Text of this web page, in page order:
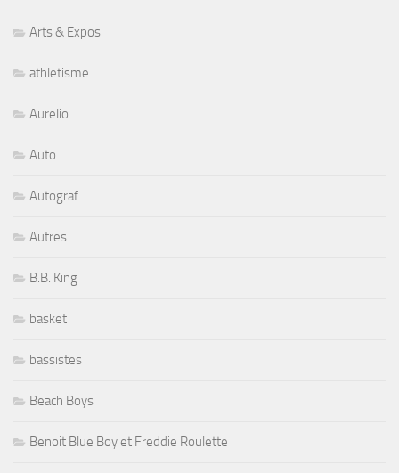
Arts & Expos
athletisme
Aurelio
Auto
Autograf
Autres
B.B. King
basket
bassistes
Beach Boys
Benoit Blue Boy et Freddie Roulette